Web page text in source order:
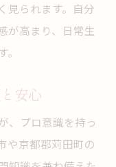
見られます。自分
が高まり、日常生
安心
、プロ意識を持っ
や京都郡苅田町の